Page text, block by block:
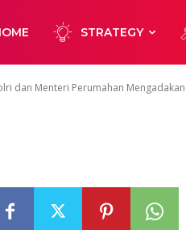
STRATEGY
dan Menteri Perumahan